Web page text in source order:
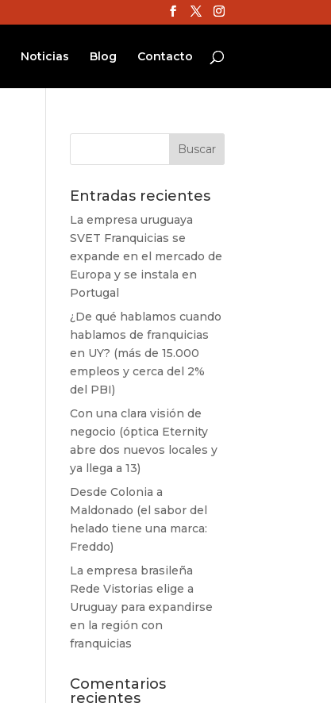
Noticias Blog Contacto
Entradas recientes
La empresa uruguaya
SVET Franquicias se
expande en el mercado de
Europa y se instala en
Portugal
¿De qué hablamos cuando
hablamos de franquicias
en UY? (más de 15.000
empleos y cerca del 2%
del PBI)
Con una clara visión de
negocio (óptica Eternity
abre dos nuevos locales y
ya llega a 13)
Desde Colonia a
Maldonado (el sabor del
helado tiene una marca:
Freddo)
La empresa brasileña
Rede Vistorias elige a
Uruguay para expandirse
en la región con
franquicias
Comentarios
recientes